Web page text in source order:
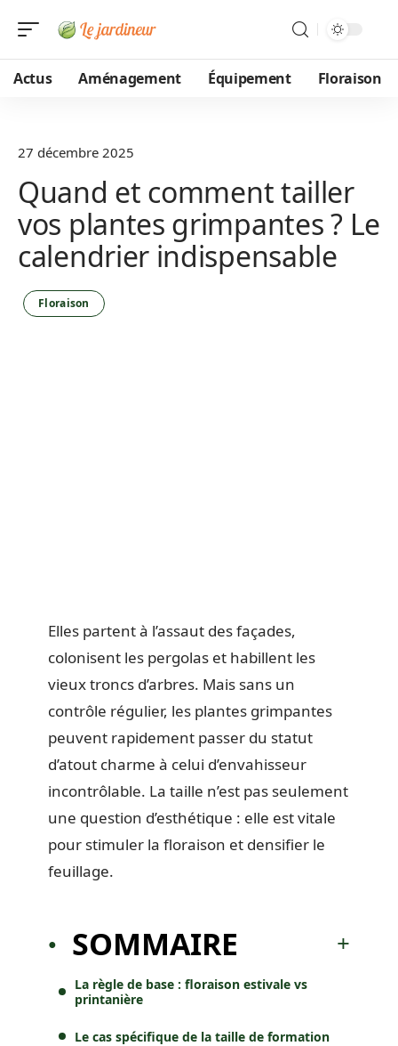
Actus Aménagement Équipement Floraison
27 décembre 2025
Quand et comment tailler
vos plantes grimpantes ? Le
calendrier indispensable
Floraison
Elles partent à l’assaut des façades,
colonisent les pergolas et habillent les
vieux troncs d’arbres. Mais sans un
contrôle régulier, les plantes grimpantes
peuvent rapidement passer du statut
d’atout charme à celui d’envahisseur
incontrôlable. La taille n’est pas seulement
une question d’esthétique : elle est vitale
pour stimuler la floraison et densifier le
feuillage.
SOMMAIRE
La règle de base : floraison estivale vs
printanière
Le cas spécifique de la taille de formation